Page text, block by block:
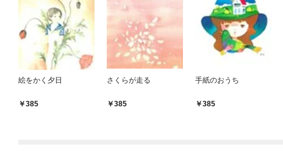
絵をかく夕日
385
さくらが走る
385
手紙のおうち
385